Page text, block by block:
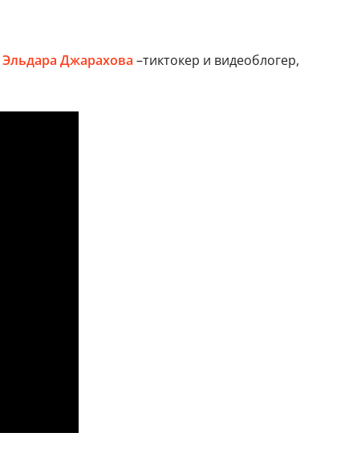
Эльдара Джарахова –тиктокер и видеоблогер,